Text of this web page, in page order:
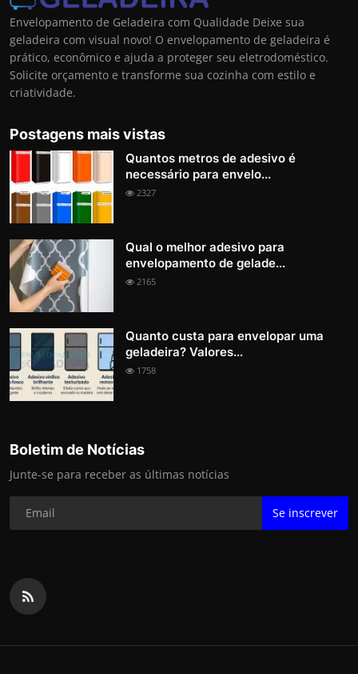
Envelopamento de Geladeira com Qualidade Deixe sua
geladeira com visual novo! O envelopamento de geladeira é
prático, econômico e ajuda a proteger seu eletrodoméstico.
Solicite orçamento e transforme sua cozinha com estilo e
criatividade.
Postagens mais vistas
Quantos metros de adesivo é
necessário para envelo...
2327
Qual o melhor adesivo para
envelopamento de gelade...
2165
Quanto custa para envelopar uma
geladeira? Valores...
1758
Boletim de Notícias
Junte-se para receber as últimas notícias
Se inscrever